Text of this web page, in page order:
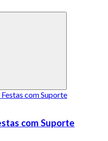
com Suporte